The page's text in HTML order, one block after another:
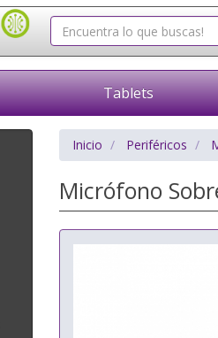
Tablets
Inicio Periféricos
Micrófono